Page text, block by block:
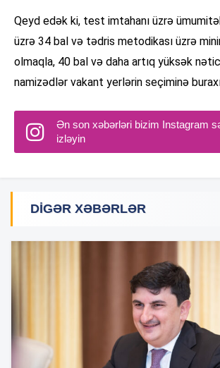
Qeyd edək ki, test imtahanı üzrə
üzrə 34 bal və tədris metodikası üzrə
olmaqla, 40 bal və daha artıq yüksək
namizədlər vakant yerlərin seçiminə
Ən son xəbərləri bizim Instagram
izləyin
DIGƏR XƏBƏRLƏR